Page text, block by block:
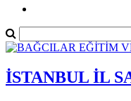
İSTANBUL İL